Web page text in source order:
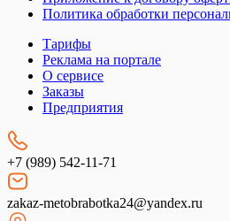
Политика обработки
Тарифы
Реклама на портале
О сервисе
Заказы
Предприятия
+7 (989) 542-11-71
zakaz-metobrabotka24@yandex.ru